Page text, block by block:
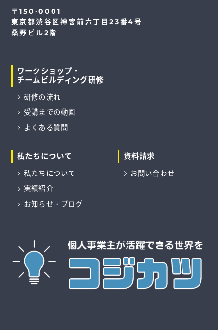
〒150-0001
東京都渋谷区神宮前六丁目23番4号
桑野ビル2階
ワークショップ・
チームビルディング研修
研修の流れ
受講までの動画
よくある質問
私たちについて
私たちについて
実績紹介
お知らせ・ブログ
資料請求
お問い合わせ